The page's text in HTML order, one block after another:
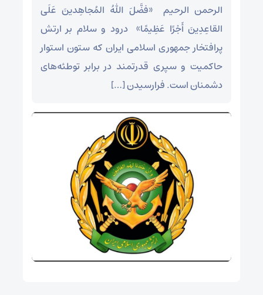
الرحمن الرحیم ‌ «فضَّلَ اللهُ المُجاهِدینَ عَلَی
القاعِدِینَ أَجْرًا عَظِیمًا» ‌ درود و سلام بر ارتش
پرافتخار جمهوری اسلامی ایران که ستون استوار
حاکمیت و سپری قدرتمند در برابر توطئه‌های
دشمنان است. فرارسیدن […]